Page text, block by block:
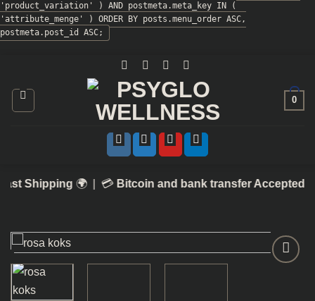
'product_variation' ) AND postmeta.meta_key IN (
'attribute_menge' ) ORDER BY posts.menu_order ASC,
postmeta.post_id ASC;
content
0
🌍 | 💳Bitcoin and bank transfer Accepted| 🎁10% OFF